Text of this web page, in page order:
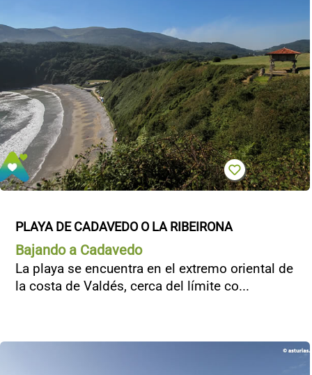
PLAYA DE CADAVEDO O LA RIBEIRONA
Bajando a Cadavedo
La playa se encuentra en el extremo oriental de
la costa de Valdés, cerca del límite co...